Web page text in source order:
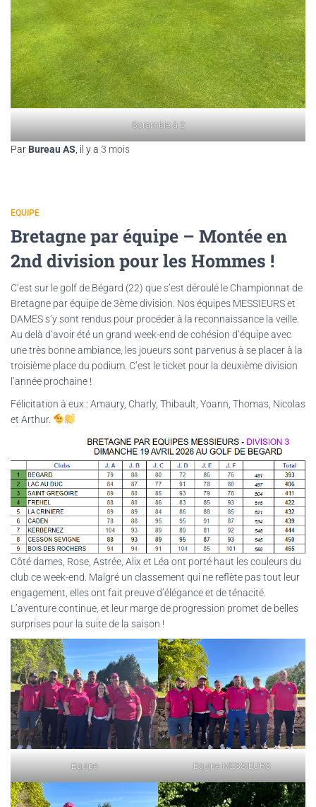
Scramble à 2
Par Bureau AS , il y a 3 mois
EQUIPE
Bretagne par équipe – Montée en
2nd division pour les Hommes !
C’est sur le golf de Bégard (22) que s’est déroulé le Championnat de
Bretagne par équipe de 3ème division. Nos équipes MESSIEURS et
DAMES s’y sont rendus pour procéder à la reconnaissance la veille.
Au delà d’avoir été un grand week-end de cohésion d’équipe avec
une très bonne ambiance, les joueurs sont parvenus à se placer à la
troisième place du podium. C’est le ticket pour la deuxième division
l’année prochaine !
Félicitation à eux : Amaury, Charly, Thibault, Yoann, Thomas, Nicolas
et Arthur.
Côté dames, Rose, Astrée, Alix et Léa ont porté haut les couleurs du
club ce week-end. Malgré un classement qui ne reflète pas tout leur
engagement, elles ont fait preuve d’élégance et de ténacité.
L’aventure continue, et leur marge de progression promet de belles
surprises pour la suite de la saison !
Equipe Equipe MESSIEURS